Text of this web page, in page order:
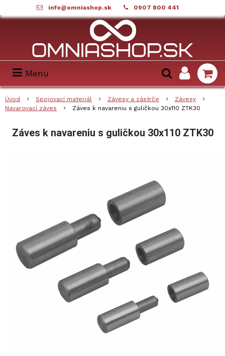
info@omniashop.sk 0907 800 441
Menu
Úvod Spojovací materiál Závesy a zástrče
Závesy
Navarovací záves
Záves k navareniu s guličkou 30x110 ZTK30
Záves k navareniu s guličkou 30x110 ZTK30